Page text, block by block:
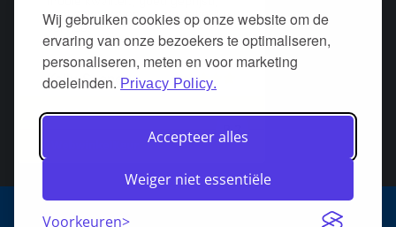
Wij gebruiken cookies op onze website om de
ervaring van onze bezoekers te optimaliseren,
personaliseren, meten en voor marketing
doeleinden. Privacy Policy.
Accepteer alles
Weiger niet essentiële
Voorkeuren
Algemene voorwaarden Over DeurStijl Projecten